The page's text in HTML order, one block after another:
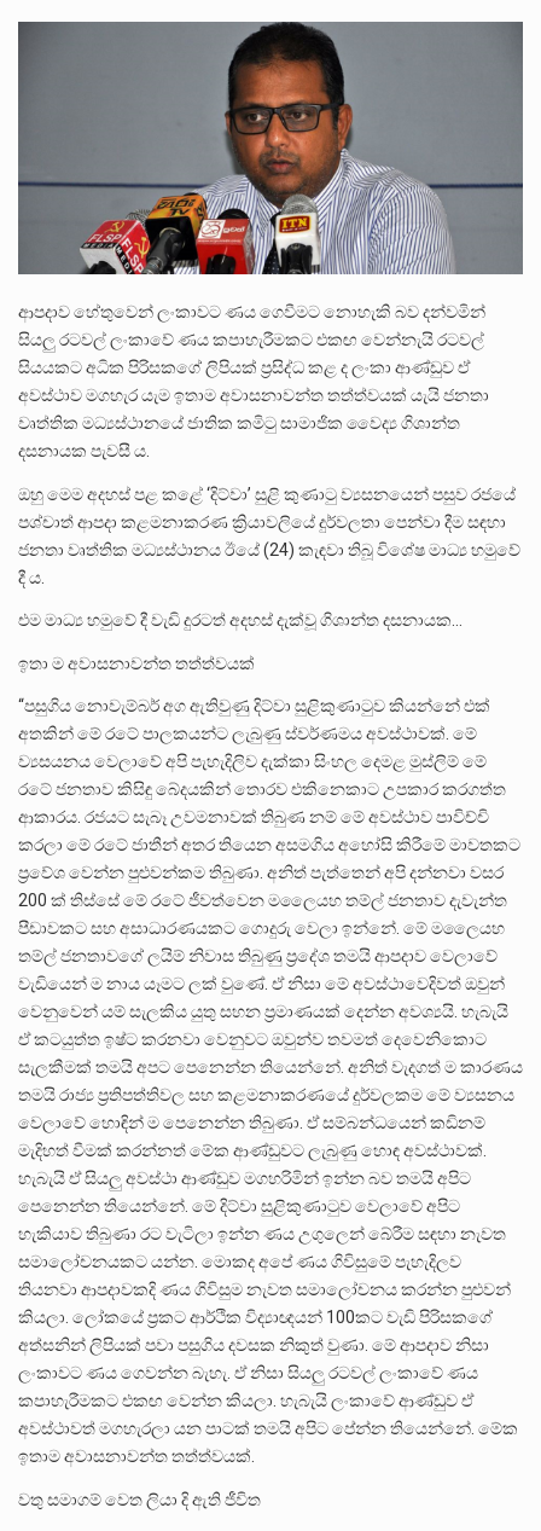
ආපදාව හේතුවෙන් ලංකාවට ණය ගෙවීමට නොහැකි බව දන්වමින්
සියලු රටවල් ලංකාවේ ණය කපාහැරීමකට එකඟ වෙන්නැයි රටවල්
සියයකට අධික පිරිසකගේ ලිපියක් ප්‍රසිද්ධ කළ ද ලංකා ආණ්ඩුව ඒ
අවස්ථාව මගහැර යැම ඉතාම අවාසනාවන්ත තත්ත්වයක් යැයි ජනතා
වෘත්තික මධ්‍යස්ථානයේ ජාතික කමිටු සාමාජික වෛද්‍ය ගිශාන්ත
දසනායක පැවසී ය.
ඔහු මෙම අදහස් පළ කළේ ‘දිට්වා’ සුළි කුණාටු ව්‍යසනයෙන් පසුව රජයේ
පශ්චාත් ආපදා කළමනාකරණ ක්‍රියාවලියේ දුර්වලතා පෙන්වා දීම සඳහා
ජනතා වෘත්තික මධ්‍යස්ථානය ඊයේ (24) කැඳවා තිබූ විශේෂ මාධ්‍ය හමුවේ
දී ය.
එම මාධ්‍ය හමුවේ දී වැඩි දුරටත් අදහස් දැක්වූ ගිශාන්ත දසනායක…
ඉතා ම අවාසනාවන්ත තත්ත්වයක්
“පසුගිය නොවැම්බර් අග ඇතිවුණු දිට්වා සුළිකුණාටුව කියන්නේ එක්
අතකින් මේ රටේ පාලකයන්ට ලැබුණු ස්වර්ණමය අවස්ථාවක්. මේ
ව්‍යසයනය වෙලාවේ අපි පැහැදිලිව දැක්කා සිංහල දෙමළ මුස්ලිම් මේ
රටේ ජනතාව කිසිඳු බේදයකින් තොරව එකිනෙකාට උපකාර කරගත්ත
ආකාරය. රජයට සැබෑ උවමනාවක් තිබුණ නම් මේ අවස්ථාව පාවිච්චි
කරලා මේ රටේ ජාතීන් අතර තියෙන අසමගිය අහෝසි කිරීමේ මාවතකට
ප්‍රවේශ වෙන්න පුළුවන්කම තිබුණා. අනිත් පැත්තෙන් අපි දන්නවා වසර
200 ක් තිස්සේ මේ රටේ ජීවත්වෙන මලෛයහ තම්ල් ජනතාව දැවැන්ත
පීඩාවකට සහ අසාධාරණයකට ගොදුරු වෙලා ඉන්නේ. මේ මලෛයහ
තම්ල් ජනතාවගේ ලයිම් නිවාස තිබුණු ප්‍රදේශ තමයි ආපදාව වෙලාවේ
වැඩියෙන් ම නාය යෑමට ලක් වුණේ. ඒ නිසා මේ අවස්ථාවෙදිවත් ඔවුන්
වෙනුවෙන් යම් සැලකිය යුතු සහන ප්‍රමාණයක් දෙන්න අවශ්‍යයි. හැබැයි
ඒ කටයුත්ත ඉෂ්ට කරනවා වෙනුවට ඔවුන්ව තවමත් දෙවෙනිකොට
සැලකීමක් තමයි අපට පෙනෙන්න තියෙන්නේ. අනිත් වැදගත් ම කාරණය
තමයි රාජ්‍ය ප්‍රතිපත්තිවල සහ කළමනාකරණයේ දුර්වලකම මේ ව්‍යසනය
වෙලාවේ හොඳින් ම පෙනෙන්න තිබුණා. ඒ සම්බන්ධයෙන් කඩිනම්
මැදිහත් වීමක් කරන්නත් මේක ආණ්ඩුවට ලැබුණු හොඳ අවස්ථාවක්.
හැබැයි ඒ සියලු අවස්ථා ආණ්ඩුව මගහරිමින් ඉන්න බව තමයි අපිට
පෙනෙන්න තියෙන්නේ. මේ දිට්වා සුළිකුණාටුව වෙලාවේ අපිට
හැකියාව තිබුණා රට වැටිලා ඉන්න ණය උගුලෙන් බේරීම සඳහා නැවත
සමාලෝචනයකට යන්න. මොකද අපේ ණය ගිවිසුමේ පැහැදිලව
තියනවා ආපදාවකදි ණය ගිවිසුම නැවත සමාලෝචනය කරන්න පුළුවන්
කියලා. ලෝකයේ ප්‍රකට ආර්ථික විද්‍යාඥයන් 100කට වැඩි පිරිසකගේ
අත්සනින් ලිපියක් පවා පසුගිය දවසක නිකුත් වුණා. මේ ආපදාව නිසා
ලංකාවට ණය ගෙවන්න බැහැ. ඒ නිසා සියලු රටවල් ලංකාවේ ණය
කපාහැරීමකට එකඟ වෙන්න කියලා. හැබැයි ලංකාවේ ආණ්ඩුව ඒ
අවස්ථාවත් මගහැරලා යන පාටක් තමයි අපිට පේන්න තියෙන්නේ. මේක
ඉතාම අවාසනාවන්ත තත්ත්වයක්.
වතු සමාගම් වෙත ලියා දි ඇති ජීවිත